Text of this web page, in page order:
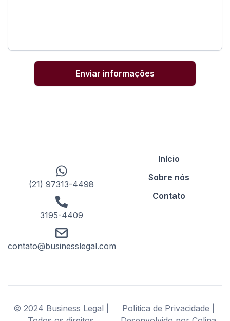
(21) 97313-4498
3195-4409
contato@businesslegal.com
Início
Sobre nós
Contato
© 2024 Business Legal |
Política de Privacidade |